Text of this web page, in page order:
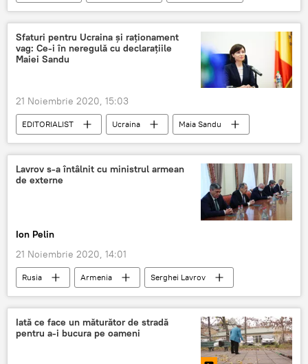
Sfaturi pentru Ucraina și raționament
vag: Ce-i în neregulă cu declarațiile
Maiei Sandu
21 Noiembrie 2020, 15:03
EDITORIALIST Ucraina
Maia Sandu
Declarații
Lavrov s-a întâlnit cu ministrul armean
de externe
Ion Pelin
21 Noiembrie 2020, 14:01
Rusia Armenia Serghei Lavrov
Iată ce face un măturător de stradă
pentru a-i bucura pe oameni